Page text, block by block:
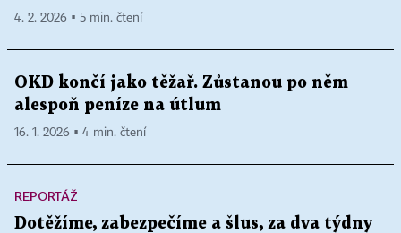
4. 2. 2026 ▪ 5 min. čtení
OKD končí jako těžař. Zůstanou po něm
alespoň peníze na útlum
16. 1. 2026 ▪ 4 min. čtení
REPORTÁŽ
Dotěžíme, zabezpečíme a šlus, za dva týdny